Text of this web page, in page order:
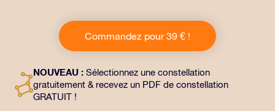
Ce cadeau comprend une belle enveloppe et des
documents personnalisés envoyés à l’adresse de votre
choix, ainsi que des documents numériques et
façon magique d’offrir un cadeau éternel à vos amis et
à vos proches.
Commandez pour 39 € !
NOUVEAU : Sélectionnez une constellation
gratuitement & recevez un PDF de constellation
GRATUIT !